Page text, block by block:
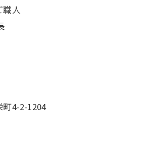
職人
町4-2-1204